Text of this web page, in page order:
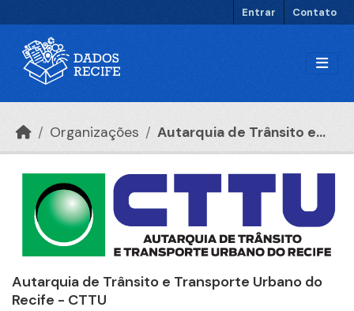
Entrar Contato
Organizações Autarquia de Trânsito e...
Autarquia de Trânsito e Transporte Urbano do
Recife - CTTU